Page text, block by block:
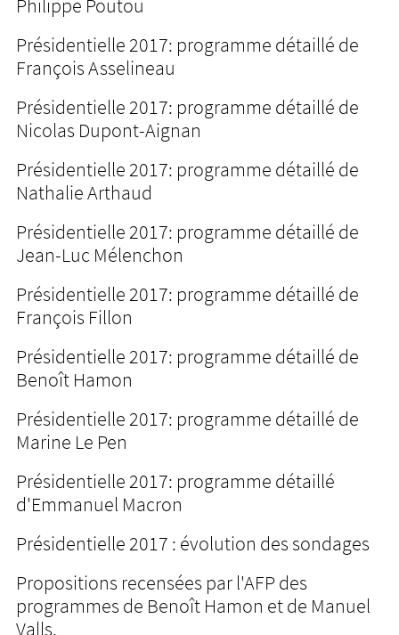
Philippe Poutou
Présidentielle 2017: programme détaillé de
François Asselineau
Présidentielle 2017: programme détaillé de
Nicolas Dupont-Aignan
Présidentielle 2017: programme détaillé de
Nathalie Arthaud
Présidentielle 2017: programme détaillé de
Jean-Luc Mélenchon
Présidentielle 2017: programme détaillé de
François Fillon
Présidentielle 2017: programme détaillé de
Benoît Hamon
Présidentielle 2017: programme détaillé de
Marine Le Pen
Présidentielle 2017: programme détaillé
d'Emmanuel Macron
Présidentielle 2017 : évolution des sondages
Propositions recensées par l'AFP des
programmes de Benoît Hamon et de Manuel
Valls.